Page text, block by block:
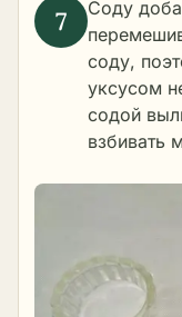
Соду
соду,
уксусом
содой
взбивать